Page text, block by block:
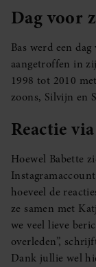
Dag voor
Bas werd een
aangetroffen in
1998 tot 2010
zoons, Silvijn en
Reactie
Hoewel Babette
hoeveel de
ze samen met
we veel lieve
overleden”,
Dank jullie wel